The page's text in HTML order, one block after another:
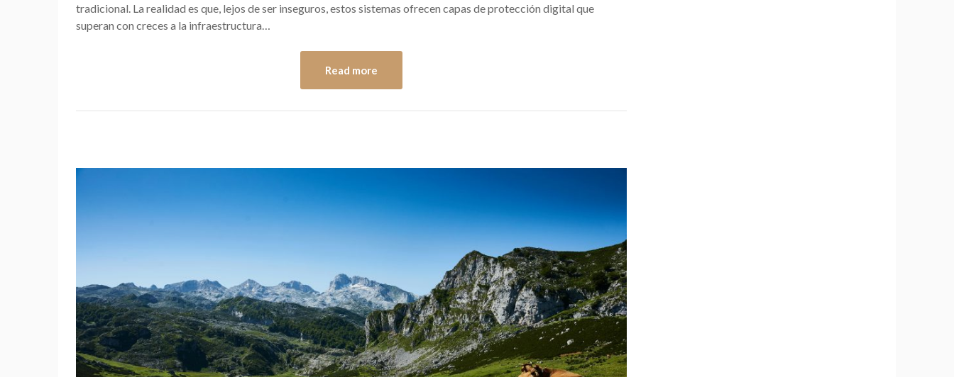
tradicional. La realidad es que, lejos de ser inseguros, estos sistemas ofrecen capas de protección digital que
superan con creces a la infraestructura…
Read more